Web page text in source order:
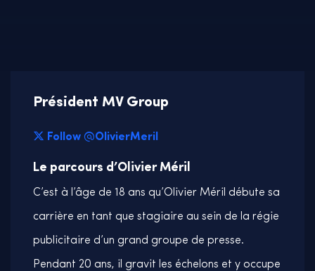
Président MV Group
Follow @OlivierMeril
Le parcours d’Olivier Méril
C’est à l’âge de 18 ans qu’Olivier Méril débute sa
carrière en tant que stagiaire au sein de la régie
publicitaire d’un grand groupe de presse.
Pendant 20 ans, il gravit les échelons et y occupe